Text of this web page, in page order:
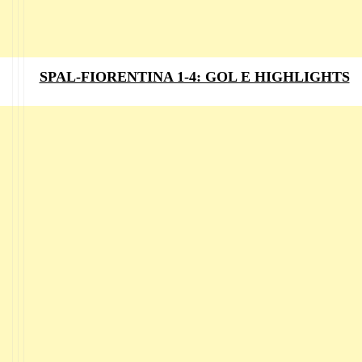
SPAL-FIORENTINA 1-4: GOL E HIGHLIGHTS